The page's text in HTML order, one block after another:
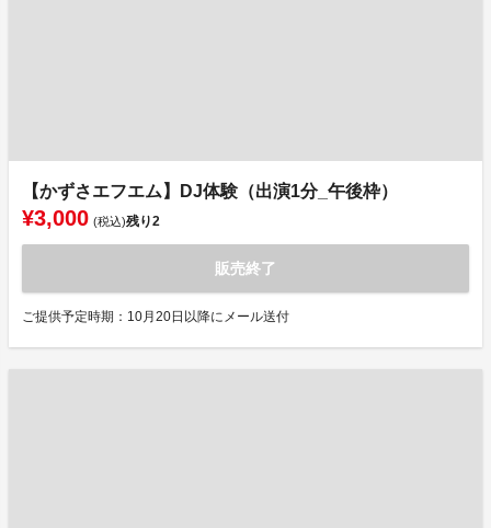
【かずさエフエム】DJ体験（出演1分_午後枠）
¥3,000 (税込)残り2
販売終了
ご提供予定時期：10月20日以降にメール送付